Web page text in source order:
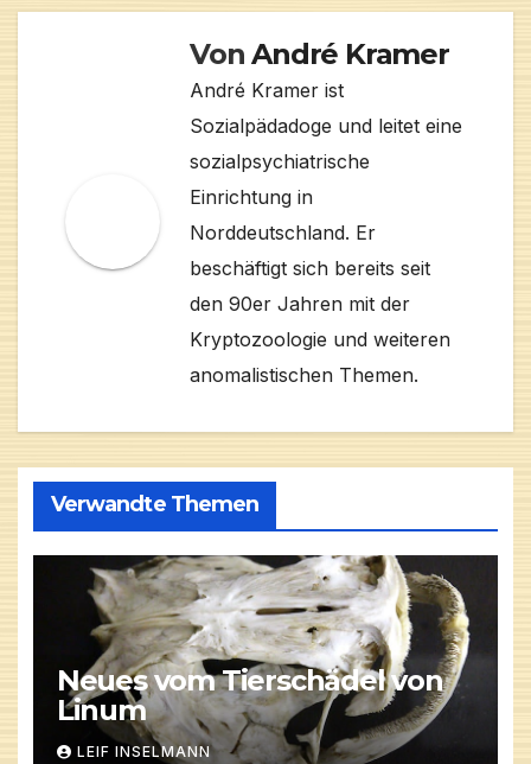
VonAndré Kramer
André Kramer ist
Sozialpädadoge und leitet eine
sozialpsychiatrische
Einrichtung in
Norddeutschland. Er
beschäftigt sich bereits seit
den 90er Jahren mit der
Kryptozoologie und weiteren
anomalistischen Themen.
Verwandte Themen
Neues vom Tierschädel von
Linum
LEIF INSELMANN